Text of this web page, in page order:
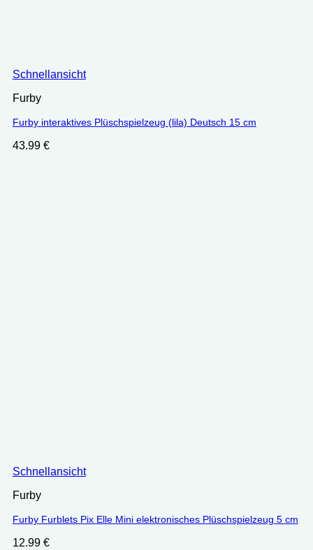
Schnellansicht
Furby
Furby interaktives Plüschspielzeug (lila) Deutsch 15 cm
43.99 €
Schnellansicht
Furby
Furby Furblets Pix Elle Mini elektronisches Plüschspielzeug 5 cm
12.99 €